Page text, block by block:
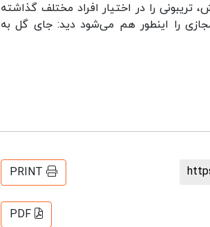
را در اختیار افراد مختلف گذاشته
را اینطور هم می‌شود دید: جای گل به
PRINT
PDF